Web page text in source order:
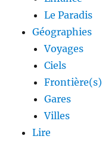
Le Paradis
Géographies
Voyages
Ciels
Frontière(s)
Gares
Villes
Lire